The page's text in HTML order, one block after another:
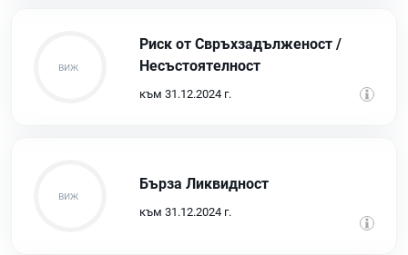
Риск от Свръхзадълженост /
Несъстоятелност
към 31.12.2024 г.
Бърза Ликвидност
към 31.12.2024 г.